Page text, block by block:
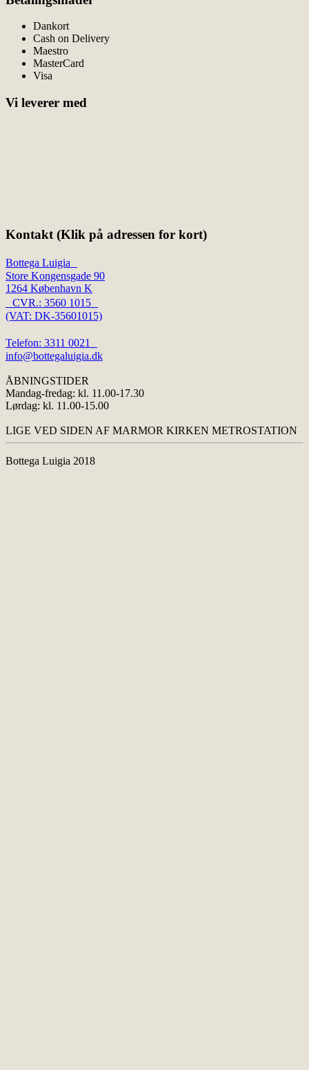
Dankort
Cash on Delivery
Maestro
MasterCard
Visa
Vi leverer med
Kontakt (Klik på adressen for kort)
Bottega Luigia
Store Kongensgade 90
1264 København K
CVR.: 3560 1015
(VAT: DK-35601015)
Telefon: 3311 0021
info@bottegaluigia.dk
ÅBNINGSTIDER
Mandag-fredag: kl. 11.00-17.30
Lørdag: kl. 11.00-15.00
LIGE VED SIDEN AF MARMOR KIRKEN METROSTATION
Bottega Luigia 2018